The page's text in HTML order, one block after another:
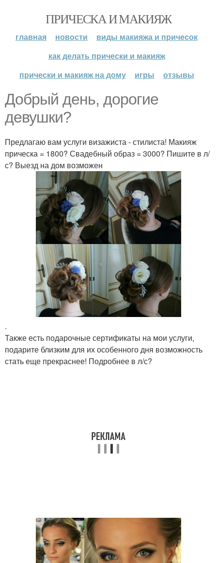
ПРИЧЕСКА И МАКИЯЖ
главная новости
виды макияжа и причесок
как делать прически и макияж
прически и макияж на дому
игры отзывы
Добрый день, дорогие
девушки?
Предлагаю вам услуги визажиста - стилиста! Макияж
прическа = 1800? Свадебный образ = 3000? Пишите в л/
с? Выезд на дом возможен
.
Также есть подарочные сертификаты на мои услуги,
подарите близким для их особенного дня возможность
стать еще прекраснее! Подробнее в л/с?